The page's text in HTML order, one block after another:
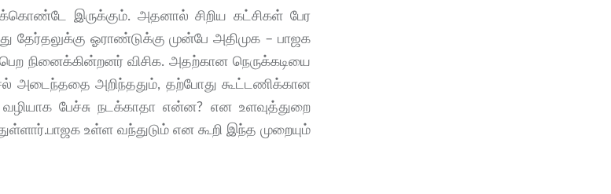
இருக்​கும். அதனால் சிறிய கட்​சிகள் பேர
தேர்​தலுக்கு ஓராண்​டுக்கு முன்பே அதி​முக – பாஜக
நினைக்கின்றனர் விசிக. அதற்கான நெருக்கடியை
அடைந்ததை அறிந்ததும், தற்போது கூட்டணிக்கான
பேச்சு நடக்காதா என்ன? என உளவுத்துறை
உள்ள வந்துடும் என கூறி இந்த முறையும்